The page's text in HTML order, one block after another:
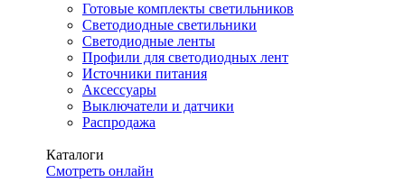
Готовые комплекты светильников
Светодиодные светильники
Светодиодные ленты
Профили для светодиодных лент
Источники питания
Аксессуары
Выключатели и датчики
Распродажа
Каталоги
Смотреть онлайн